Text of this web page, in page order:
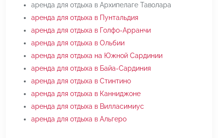
аренда для отдыха в Архипелаге Таволара
аренда для отдыха в Пунтальдия
аренда для отдыха в Голфо-Арранчи
аренда для отдыха в Ольбии
аренда для отдыха на Южной Сардинии
аренда для отдыха в Байа-Сардиния
аренда для отдыха в Стинтино
аренда для отдыха в Канниджоне
аренда для отдыха в Вилласимиус
аренда для отдыха в Альгеро